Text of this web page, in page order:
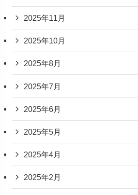
2025年11月
2025年10月
2025年8月
2025年7月
2025年6月
2025年5月
2025年4月
2025年2月